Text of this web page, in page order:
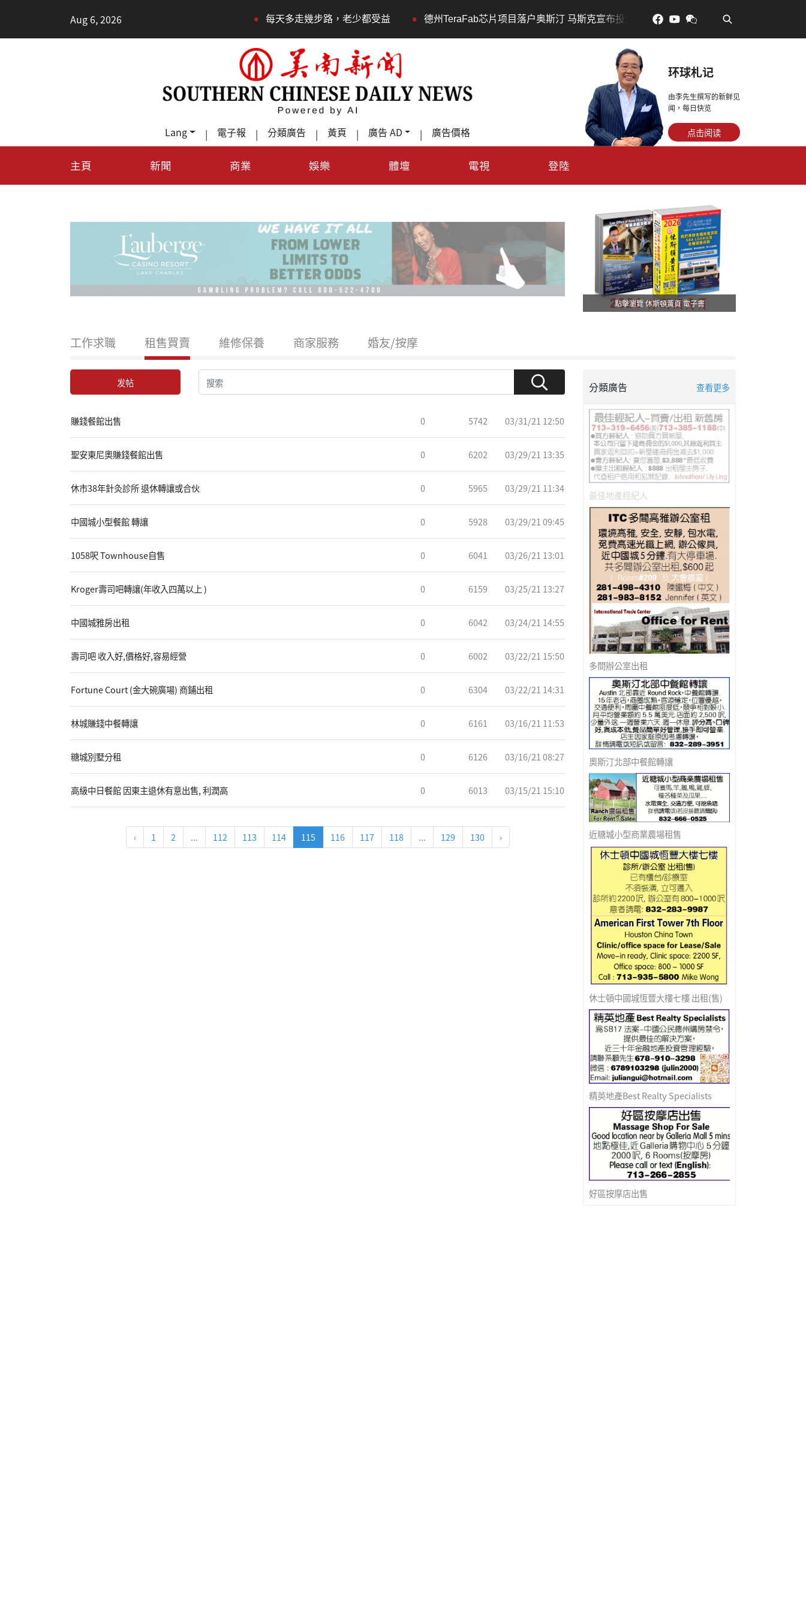
Aug 6, 2026 每天多走幾步路，老少都受益 • 德州TeraFab芯片项目落户奥斯汀 马斯克宣布投资200亿美元建设AI芯片制造基地
Lang | 電子報 | 分類廣告 | 黃頁 | 廣告 AD | 廣告價格
环球札记
由李先生撰写的新鲜见
闻，每日快览
点击阅读
主頁 新聞 商業 娛樂 體壇 電視 登陸
點擊瀏覽 休斯頓黃頁 電子書
工作求職 租售買賣 維修保養 商家服務 婚友/按摩
发帖
賺錢餐館出售 0 5742 03/31/21 12:50
聖安東尼奧賺錢餐館出售 0 6202 03/29/21 13:35
休市38年針灸診所 退休轉讓或合伙 0 5965 03/29/21 11:34
中國城小型餐館 轉讓 0 5928 03/29/21 09:45
1058呎 Townhouse自售 0 6041 03/26/21 13:01
Kroger壽司吧轉讓(年收入四萬以上 ) 0 6159 03/25/21 13:27
中國城雅房出租 0 6042 03/24/21 14:55
壽司吧 收入好,價格好,容易經營 0 6002 03/22/21 15:50
Fortune Court (金大碗廣場) 商鋪出租 0 6304 03/22/21 14:31
林城賺錢中餐轉讓 0 6161 03/16/21 11:53
糖城別墅分租 0 6126 03/16/21 08:27
高級中日餐館 因東主退休有意出售, 利潤高 0 6013 03/15/21 15:10
‹ 1 2 ... 112 113 114 115 116 117 118 ... 129 130 ›
分類廣告 查看更多
最佳地產經紀人
多間辦公室出租
奧斯汀北部中餐館轉讓
近糖城小型商業農場租售
休士頓中國城恆豐大樓七樓 出租(售)
精英地產Best Realty Specialists
好區按摩店出售